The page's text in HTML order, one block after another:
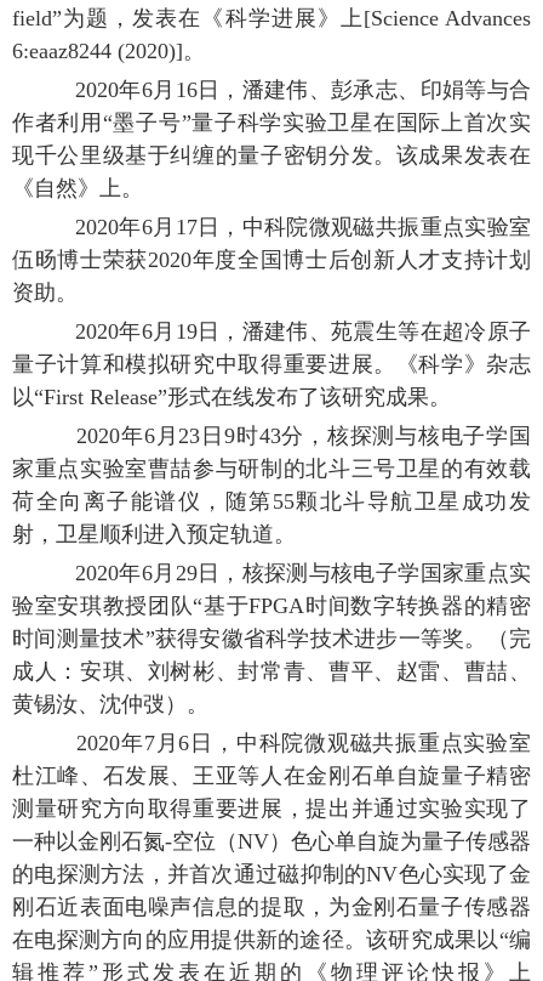
field”为题，发表在《科学进展》上[Science Advances
6:eaaz8244 (2020)]。
2020年6月16日，潘建伟、彭承志、印娟等与合
作者利用“墨子号”量子科学实验卫星在国际上首次实
现千公里级基于纠缠的量子密钥分发。该成果发表在
《自然》上。
2020年6月17日，中科院微观磁共振重点实验室
伍旸博士荣获2020年度全国博士后创新人才支持计划
资助。
2020年6月19日，潘建伟、苑震生等在超冷原子
量子计算和模拟研究中取得重要进展。《科学》杂志
以“First Release”形式在线发布了该研究成果。
2020年6月23日9时43分，核探测与核电子学国
家重点实验室曹喆参与研制的北斗三号卫星的有效载
荷全向离子能谱仪，随第55颗北斗导航卫星成功发
射，卫星顺利进入预定轨道。
2020年6月29日，核探测与核电子学国家重点实
验室安琪教授团队“基于FPGA时间数字转换器的精密
时间测量技术”获得安徽省科学技术进步一等奖。（完
成人：安琪、刘树彬、封常青、曹平、赵雷、曹喆、
黄锡汝、沈仲弢）。
2020年7月6日，中科院微观磁共振重点实验室
杜江峰、石发展、王亚等人在金刚石单自旋量子精密
测量研究方向取得重要进展，提出并通过实验实现了
一种以金刚石氮-空位（NV）色心单自旋为量子传感器
的电探测方法，并首次通过磁抑制的NV色心实现了金
刚石近表面电噪声信息的提取，为金刚石量子传感器
在电探测方向的应用提供新的途径。该研究成果以“编
辑推荐”形式发表在近期的《物理评论快报》上